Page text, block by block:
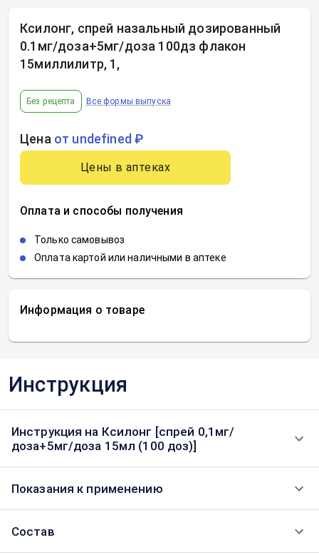
Информация о товаре
Ксилонг, спрей назальный дозированный
0.1мг/доза+5мг/доза 100дз флакон
15миллилитр, 1 ,
Без рецепта Все формы выпуска
Цена от undefined ₽
Цены в аптеках
Оплата и способы получения
Только самовывоз
Оплата картой или наличными в аптеке
Инструкция
Инструкция на Ксилонг [спрей 0,1мг/
доза+5мг/доза 15мл (100 доз)]
Показания к применению
Состав